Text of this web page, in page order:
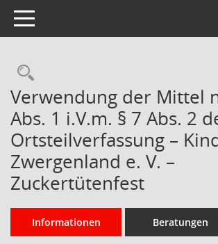
Toggle navigation
Rechercheauswahl
Verwendung der Mittel
Abs. 1 i.V.m. § 7 Abs. 2
Ortsteilverfassung –
Zwergenland e. V. –
Zuckertütenfest
Informationen Beratungen